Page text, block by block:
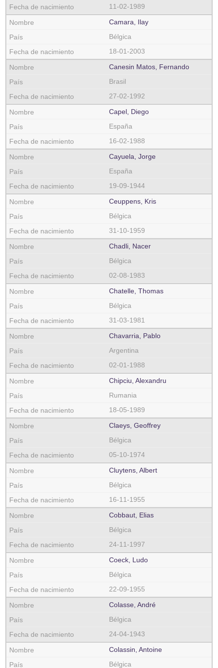
11-02-1989
Camara, Ilay
Bélgica
18-01-2003
Canesin Matos, Fernando
Brasil
27-02-1992
Capel, Diego
España
16-02-1988
Cayuela, Jorge
España
19-09-1944
Ceuppens, Kris
Bélgica
31-10-1959
Chadli, Nacer
Bélgica
02-08-1983
Chatelle, Thomas
Bélgica
31-03-1981
Chavarria, Pablo
Argentina
02-01-1988
Chipciu, Alexandru
Rumania
18-05-1989
Claeys, Geoffrey
Bélgica
05-10-1974
Cluytens, Albert
Bélgica
16-11-1955
Cobbaut, Elias
Bélgica
24-11-1997
Coeck, Ludo
Bélgica
22-09-1955
Colasse, André
Bélgica
24-04-1943
Colassin, Antoine
Bélgica